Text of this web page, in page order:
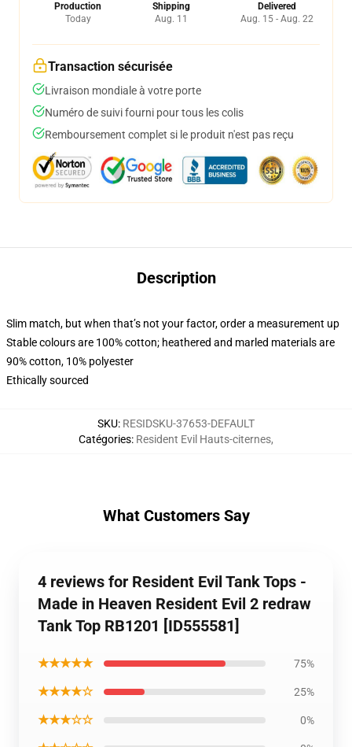
Production
Today
Shipping
Aug. 11
Delivered
Aug. 15 - Aug. 22
Transaction sécurisée
Livraison mondiale à votre porte
Numéro de suivi fourni pour tous les colis
Remboursement complet si le produit n'est pas reçu
Description
Slim match, but when that’s not your factor, order a measurement up
Stable colours are 100% cotton; heathered and marled materials are
90% cotton, 10% polyester
Ethically sourced
SKU: RESIDSKU-37653-DEFAULT
Catégories: Resident Evil Hauts-citernes,
What Customers Say
4 reviews for Resident Evil Tank Tops -
Made in Heaven Resident Evil 2 redraw
Tank Top RB1201 [ID555581]
★★★★★ 75%
★★★★☆ 25%
★★★☆☆ 0%